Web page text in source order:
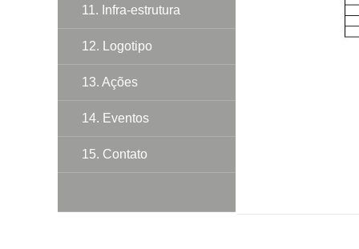
11. Infra-estrutura
12. Logotipo
13. Ações
14. Eventos
15. Contato